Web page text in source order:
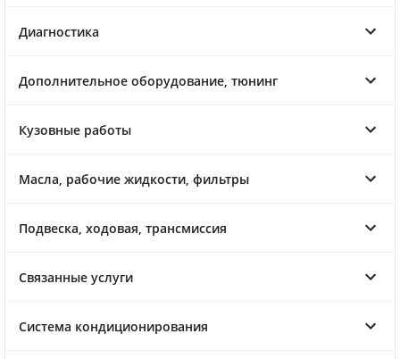
Диагностика
Дополнительное оборудование, тюнинг
Кузовные работы
Масла, рабочие жидкости, фильтры
Подвеска, ходовая, трансмиссия
Связанные услуги
Система кондиционирования